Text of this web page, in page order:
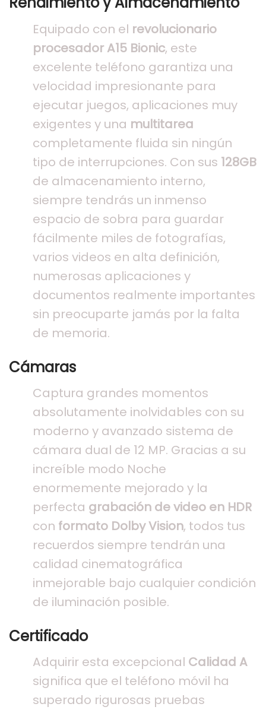
Equipado con el revolucionario
procesador A15 Bionic, este
excelente teléfono garantiza una
velocidad impresionante para
ejecutar juegos, aplicaciones muy
exigentes y una multitarea
completamente fluida sin ningún
tipo de interrupciones. Con sus 128GB
de almacenamiento interno,
siempre tendrás un inmenso
espacio de sobra para guardar
fácilmente miles de fotografías,
varios videos en alta definición,
numerosas aplicaciones y
documentos realmente importantes
sin preocuparte jamás por la falta
de memoria.
Cámaras
Captura grandes momentos
absolutamente inolvidables con su
moderno y avanzado sistema de
cámara dual de 12 MP. Gracias a su
increíble modo Noche
enormemente mejorado y la
perfecta grabación de video en HDR
con formato Dolby Vision, todos tus
recuerdos siempre tendrán una
calidad cinematográfica
inmejorable bajo cualquier condición
de iluminación posible.
Certificado
Adquirir esta excepcional Calidad A
significa que el teléfono móvil ha
superado rigurosas pruebas